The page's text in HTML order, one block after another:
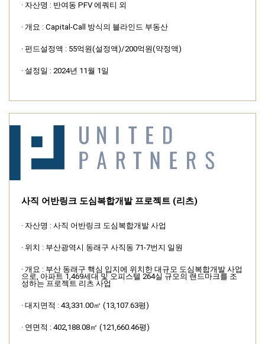
· 자산명 : 반여동 PFV 에쿼티 외
· 개요 : Capital-Call 방식의 블라인드 부동산
· 펀드설정액 : 55억원(설정액)/200억원(약정액)
· 설정일 : 2024년 11월 1일
사직 어반링크 도심복합개발 프로젝트 (리츠)
· 자산명 : 사직 어반링크 도심복합개발 사업
· 위치 : 부산광역시 동래구 사직동 71-7번지 일원
· 개요 : 부산 동래구 핵심 입지에 위치한 대규모 도심복합개발 사업
으로, 아파트 1,469세대 및 오피스텔 264실 규모의 랜드마크를 조
성하는 프로젝트 리츠 사업
· 대지면적 : 43,331.00㎡ (13,107.63평)
· 연면적 : 402,188.08㎡ (121,660.46평)